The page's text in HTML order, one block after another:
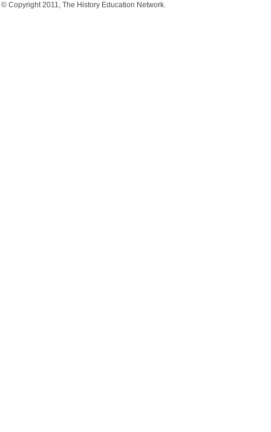
© Copyright 2011, The History Education Network.